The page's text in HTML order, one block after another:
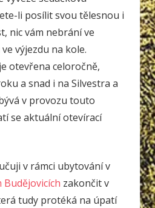
li posílit svou tělesnou i
nic vám nebrání ve
výjezdu na kole.
otevřena celoročně,
a snad i na Silvestra a
v provozu touto
se aktuální otevírací
v rámci ubytování v
Budějovicích zakončit v
tudy protéká na úpatí